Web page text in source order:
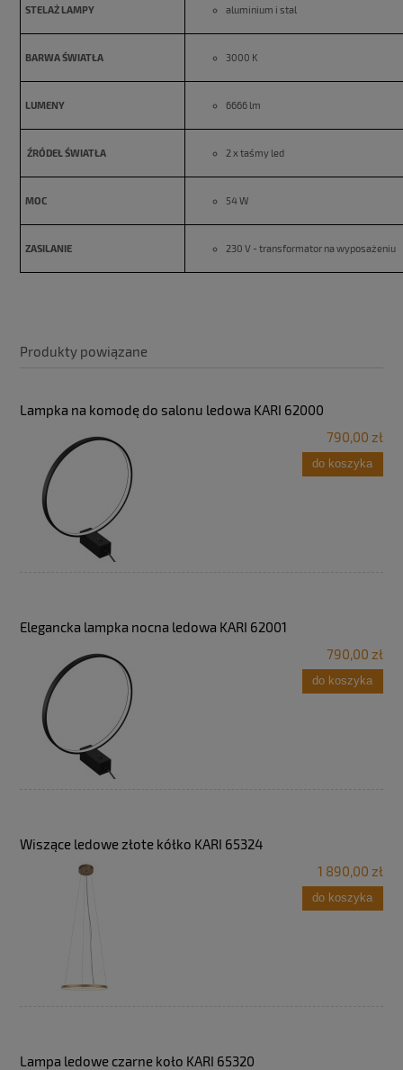
STELAŻ LAMPY aluminium i stal
BARWA ŚWIATŁA 3000 K
LUMENY 6666 lm
ŹRÓDEŁ ŚWIATŁA 2 x taśmy led
MOC 54 W
ZASILANIE 230 V - transformator na wyposażeniu
Produkty powiązane
Lampka na komodę do salonu ledowa KARI 62000
790,00 zł
do koszyka
Elegancka lampka nocna ledowa KARI 62001
790,00 zł
do koszyka
Wiszące ledowe złote kółko KARI 65324
1 890,00 zł
do koszyka
Lampa ledowe czarne koło KARI 65320